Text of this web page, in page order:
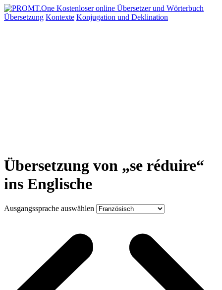
Übersetzung Kontexte Konjugation und Deklination
Übersetzung von „se réduire“
ins Englische
Ausgangssprache auswählen